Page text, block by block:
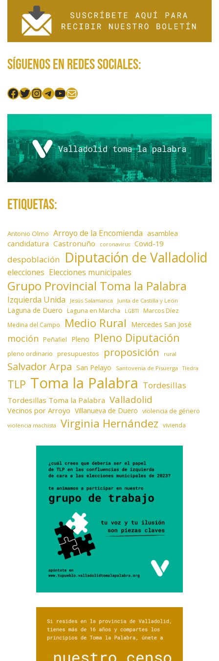
Síguenos en redes sociales:
Facebook
Twitter
Instagram
Telegram
YouTube
Mail
Etiquetas:
Antonio Olmo Arroyo de la Encomienda asamblea
candidatura Castronuño coronavirus Covid-19
despoblación Diputación de Valladolid
elecciones Elecciones municipales
Grupo Provincial Toma la Palabra
Izquierda Unida Jesús Salamanca Junta de Castilla y León
Laguna de Duero Laguna en Marcha LGBTI Marcos Díez
Medina del Campo Medio Rural Mercedes San José
moción Peñafiel Pleno Pleno Diputación
pleno ordinario presupuestos proposición rural
Salvador Arpa San Pelayo Santovenia de Pisuerga Tiedra
TLP Toma la Palabra Tordesillas
Tordesillas Toma la Palabra Valladolid
Vecinos por Arroyo Villanueva de Duero violencia de género
violencia machista Virginia Hernández vivienda